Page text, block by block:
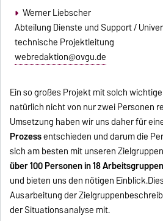
Werner Liebscher
Abteilung Dienste und Support /
technische Projektleitung
webredaktion@ovgu.de
Ein so großes Projekt mit solch
natürlich nicht von nur zwei Personen
Umsetzung haben wir uns daher für
Prozessentschieden und darum die
sich am besten mit unseren
über 100 Personen in 18
und bieten uns den nötigen
Ausarbeitung der
der Situationsanalyse mit.